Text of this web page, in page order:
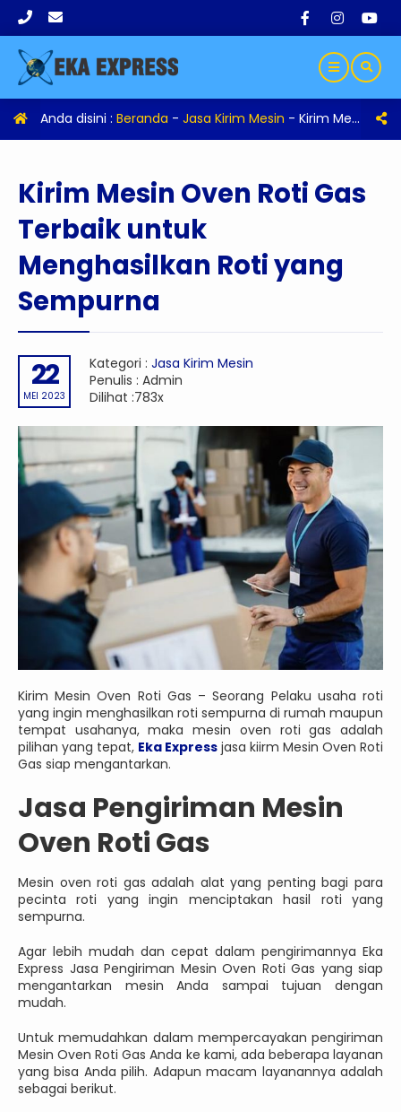
Anda disini : Beranda - Jasa Kirim Mesin - Kirim Mesin Oven Roti Gas Terbaik untuk Menghasilkan Roti yang Sempurna
Kirim Mesin Oven Roti Gas
Terbaik untuk
Menghasilkan Roti yang
Sempurna
22
MEI 2023
Kategori : Jasa Kirim Mesin
Penulis : Admin
Dilihat :783x
Kirim Mesin Oven Roti Gas – Seorang Pelaku usaha roti
yang ingin menghasilkan roti sempurna di rumah maupun
tempat usahanya, maka mesin oven roti gas adalah
pilihan yang tepat, Eka Express jasa kiirm Mesin Oven Roti
Gas siap mengantarkan.
Jasa Pengiriman Mesin
Oven Roti Gas
Mesin oven roti gas adalah alat yang penting bagi para
pecinta roti yang ingin menciptakan hasil roti yang
sempurna.
Agar lebih mudah dan cepat dalam pengirimannya Eka
Express Jasa Pengiriman Mesin Oven Roti Gas yang siap
mengantarkan mesin Anda sampai tujuan dengan
mudah.
Untuk memudahkan dalam mempercayakan pengiriman
Mesin Oven Roti Gas Anda ke kami, ada beberapa layanan
yang bisa Anda pilih. Adapun macam layanannya adalah
sebagai berikut.